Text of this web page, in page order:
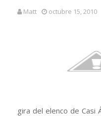
Matt octubre 15, 2010
gira del elenco de Casi